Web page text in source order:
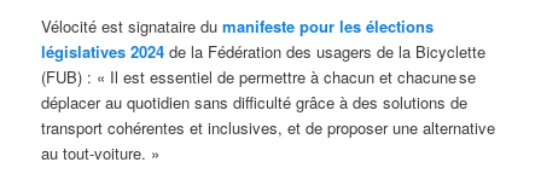
Vélocité est signataire dumanifeste pour les élections
législatives 2024 de la Fédération des usagers de la Bicyclette
(FUB) : « Il est essentiel de permettre à chacun et chacune se
déplacer au quotidien sans difficulté grâce à des solutions de
transport cohérentes et inclusives, et de proposer une alternative
au tout-voiture. »